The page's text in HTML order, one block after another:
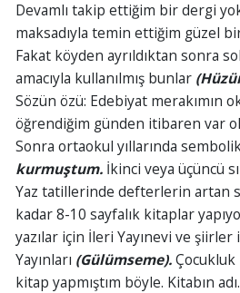
Devamlı takip ettiğim bir dergi
maksadıyla temin ettiğim güzel
Fakat köyden ayrıldıktan sonra
amacıyla kullanılmış bunlar
Sözün özü: Edebiyat merakımın
öğrendiğim günden itibaren var
Sonra ortaokul yıllarında
kurmuştum.İkinci veya üçüncü
Yaz tatillerinde defterlerin artan
kadar 8-10 sayfalık kitaplar
yazılar için İleri Yayınevi ve şiirler
Yayınları (Gülümseme).Çocukluk
kitap yapmıştım böyle. Kitabın